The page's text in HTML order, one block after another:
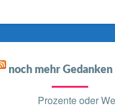
noch mehr Gedanken
Prozente oder